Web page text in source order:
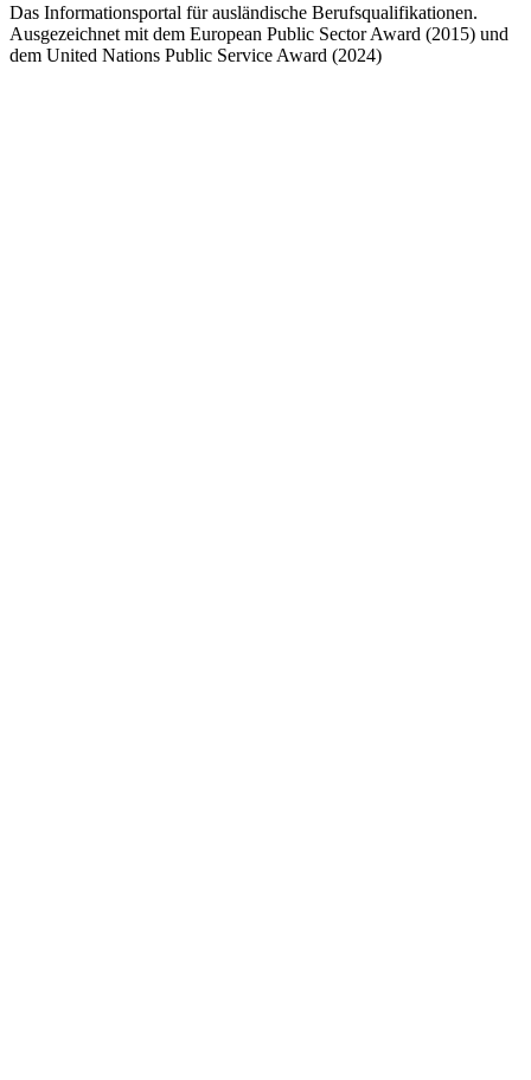
Das Informationsportal für ausländische Berufsqualifikationen.
Ausgezeichnet mit dem European Public Sector Award (2015) und
dem United Nations Public Service Award (2024)